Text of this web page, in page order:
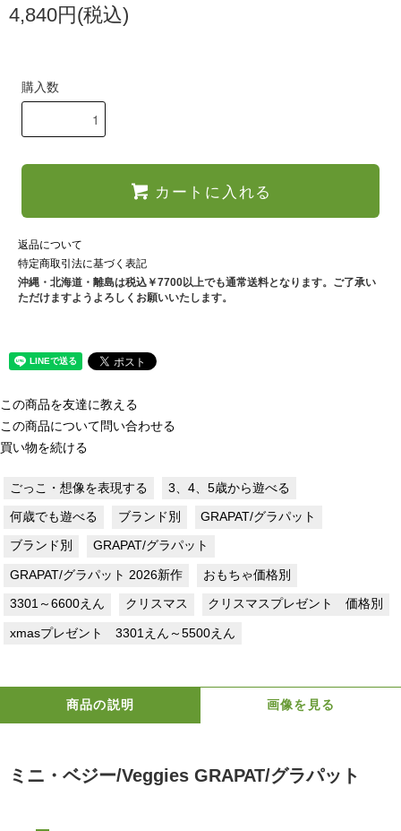
4,840円(税込)
購入数
カートに入れる
返品について
特定商取引法に基づく表記
沖縄・北海道・離島は税込￥7700以上でも通常送料となります。ご了承い
ただけますようよろしくお願いいたします。
この商品を友達に教える
この商品について問い合わせる
買い物を続ける
ごっこ・想像を表現する 3、4、5歳から遊べる
何歳でも遊べる ブランド別 GRAPAT/グラパット
ブランド別 GRAPAT/グラパット
GRAPAT/グラパット 2026新作 おもちゃ価格別
3301～6600えん クリスマス クリスマスプレゼント 価格別
xmasプレゼント 3301えん～5500えん
商品の説明 画像を見る
ミニ・ベジー/Veggies GRAPAT/グラパット